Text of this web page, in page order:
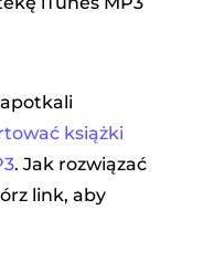
książki
. Jak rozwiązać
link, aby